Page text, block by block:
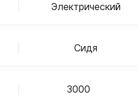
Электрический
Сидя
3000